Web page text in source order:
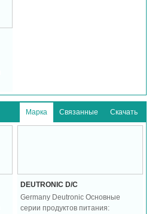
Марка Связанные Скачать
DEUTRONIC D/C
Germany Deutronic Основные
серии продуктов питания: